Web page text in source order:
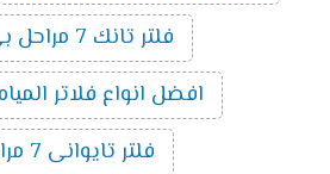
فلتر تانك 7 مراحل بى تك
افضل انواع فلاتر المياه 7 مراحل
فلتر تايوانى 7 مراحل